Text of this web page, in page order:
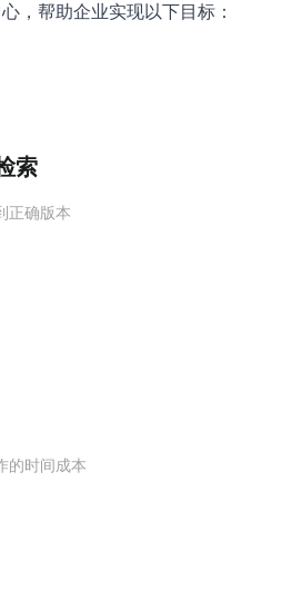
，帮助企业实现以下目标：
索
正确版本
的时间成本